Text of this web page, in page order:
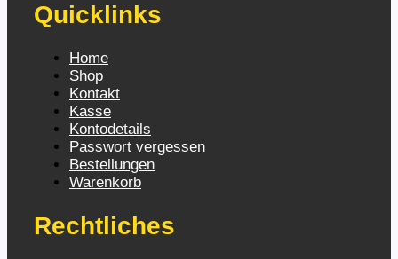
Quicklinks
Home
Shop
Kontakt
Kasse
Kontodetails
Passwort vergessen
Bestellungen
Warenkorb
Rechtliches